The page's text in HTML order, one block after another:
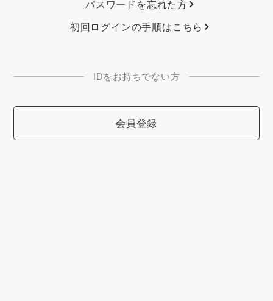
パスワードを忘れた方
初回ログインの手順はこちら
IDをお持ちでない方
会員登録